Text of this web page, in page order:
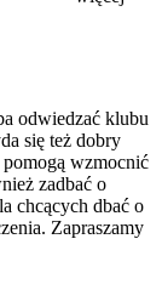
odwiedzać klubu
się też dobry
wzmocnić
zadbać o
chcących dbać o
Zapraszamy